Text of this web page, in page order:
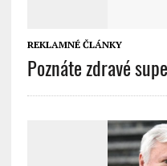
REKLAMNÉ ČLÁNKY
Poznáte zdravé